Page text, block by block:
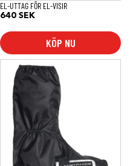
EL-UTTAG FÖR EL-VISIR
640 SEK
KÖP NU
produkten
har
flera
varianter.
olika
alternativen
kan
väljas